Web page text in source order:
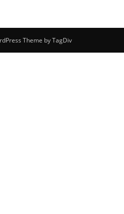
Theme by TagDiv